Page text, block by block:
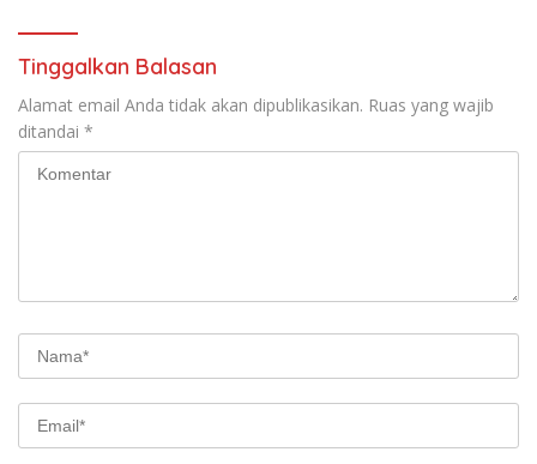
Tinggalkan Balasan
Alamat email Anda tidak akan dipublikasikan. Ruas yang wajib
ditandai *